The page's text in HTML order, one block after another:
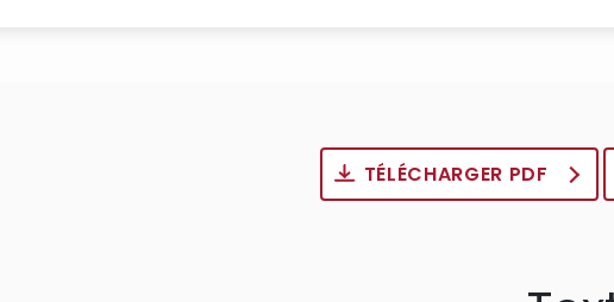
TÉLÉCHARGER PDF